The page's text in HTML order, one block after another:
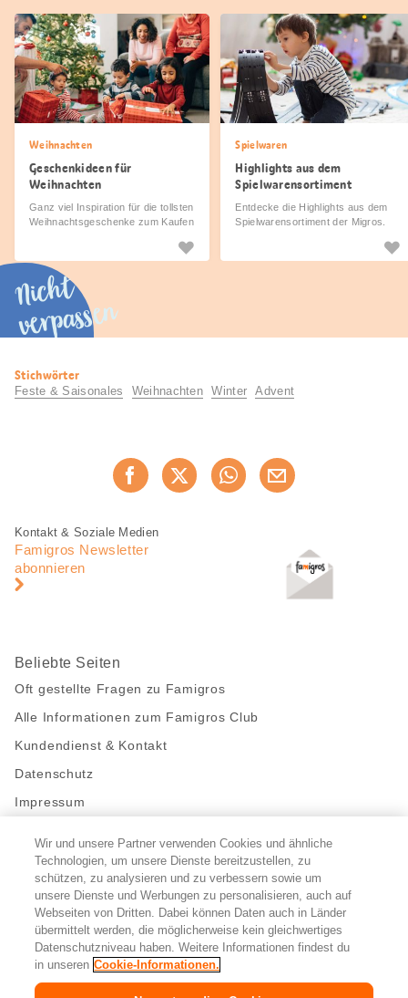
Weihnachten
Geschenkideen für
Weihnachten
Ganz viel Inspiration für die tollsten
Weihnachtsgeschenke zum Kaufen
Spielwaren
Highlights aus dem
Spielwarensortiment
Entdecke die Highlights aus dem
Spielwarensortiment der Migros.
Nicht
verpassen
Nützliche
Informationen
Stichwörter
Feste & Saisonales Weihnachten Winter Advent
Jetzt weiterempfehlen
Fusszeile
Fusszeile
Navigation
Kontakt & Soziale Medien
Famigros Newsletter
abonnieren
Beliebte Seiten
Oft gestellte Fragen zu Famigros
Alle Informationen zum Famigros Club
Kundendienst & Kontakt
Datenschutz
Impressum
Bleibe mit uns in Kontakt
Facebook
https://twitter.com/migros
https://www.youtube.com/user/
PinterestInstagram
Cookie-Einstellungen
FR IT
Wir und unsere Partner verwenden Cookies und ähnliche
Technologien, um unsere Dienste bereitzustellen, zu
schützen, zu analysieren und zu verbessern sowie um
unsere Dienste und Werbungen zu personalisieren, auch auf
Webseiten von Dritten. Dabei können Daten auch in Länder
übermittelt werden, die möglicherweise kein gleichwertiges
Datenschutzniveau haben. Weitere Informationen findest du
in unseren Cookie-Informationen.